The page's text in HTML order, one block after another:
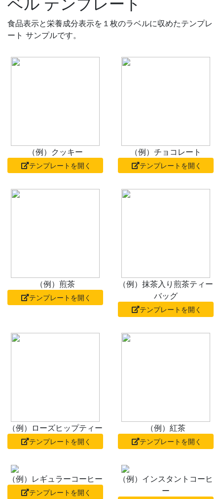
食品表示と栄養成分表示を１枚のラベルに収めたテンプレ
ート サンプルです。
（例）クッキー
テンプレートを開く
（例）チョコレート
テンプレートを開く
（例）煎茶
テンプレートを開く
（例）抹茶入り煎茶ティー
バッグ
テンプレートを開く
（例）ローズヒップティー
テンプレートを開く
（例）紅茶
テンプレートを開く
（例）レギュラーコーヒー
テンプレートを開く
（例）インスタントコーヒ
ー